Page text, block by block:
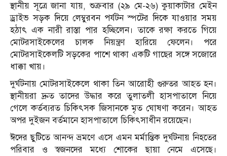
স্থানীয় সূত্রে জানা যায়, শুক্রবার (২৯ মে-২৬) কুয়াকাটার মেইন
ড্রাইভ সড়ক দিয়ে লেম্বুরবন পর্যটন স্পটের দিকে যাওয়ার সময়
হঠাৎ এক নারী রাস্তা পার হচ্ছিলেন। তাকে রক্ষা করতে গিয়ে
মোটরসাইকেলের চালক নিয়ন্ত্রণ হারিয়ে ফেলেন। পরে
মোটরসাইকেলটি সড়কের পাশে থাকা একটি গাছের সঙ্গে সজোরে
ধাক্কা খায়।
দুর্ঘটনায় মোটরসাইকেলে থাকা তিন আরোহী গুরুতর আহত হন।
স্থানীয়রা দ্রুত তাদের উদ্ধার করে তুলাতলী হাসপাতালে নিয়ে
গেলে কর্তব্যরত চিকিৎসক জিসানকে মৃত ঘোষণা করেন। আহত
অপর দুইজন বর্তমানে হাসপাতালে চিকিৎসাধীন রয়েছেন।
ঈদের ছুটিতে আনন্দ ভ্রমণে এসে এমন মর্মান্তিক দুর্ঘটনায় নিহতের
পরিবার ও স্বজনদের মধ্যে শোকের ছায়া নেমে এসেছে।